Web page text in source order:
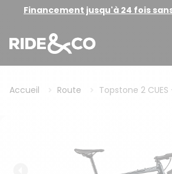
Financement jusqu'à 24 fois
Accueil Route Topstone 2 CUES